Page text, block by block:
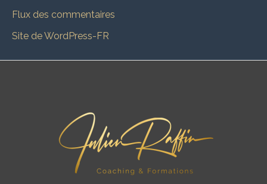
Flux des commentaires
Site de WordPress-FR